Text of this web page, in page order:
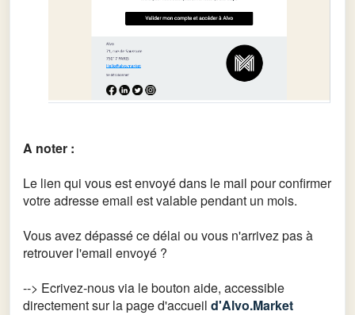
A noter :
Le lien qui vous est envoyé dans le mail pour confirmer
votre adresse email est valable pendant un mois.
Vous avez dépassé ce délai ou vous n'arrivez pas à
retrouver l'email envoyé ?
--> Ecrivez-nous via le bouton aide, accessible
directementsurla page d'accueil d'Alvo.Market